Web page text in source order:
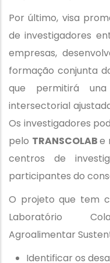
Por último, visa
de investigadores
empresas,
formação conjunta
que permitirá
intersectorial
Os investigadores
pelo TRANSCOLABe
centros de
participantes do
O projeto que tem
Laboratório
Agroalimentar
Identificar os